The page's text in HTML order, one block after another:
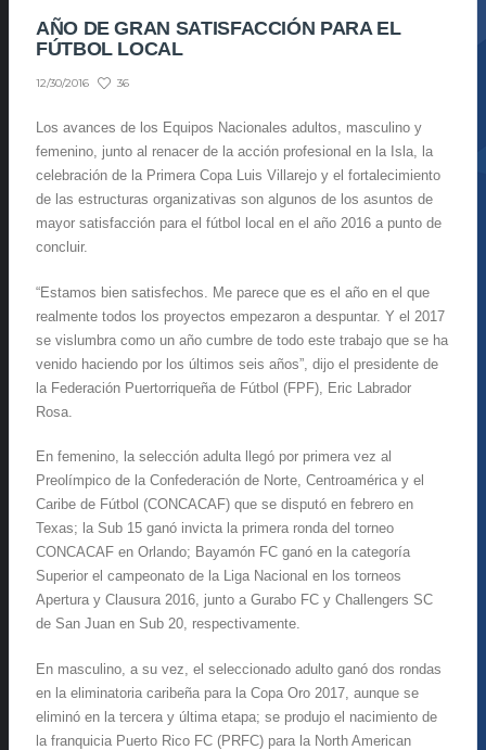
AÑO DE GRAN SATISFACCIÓN PARA EL
FÚTBOL LOCAL
12/30/2016 36
Los avances de los Equipos Nacionales adultos, masculino y
femenino, junto al renacer de la acción profesional en la Isla, la
celebración de la Primera Copa Luis Villarejo y el fortalecimiento
de las estructuras organizativas son algunos de los asuntos de
mayor satisfacción para el fútbol local en el año 2016 a punto de
concluir.
“Estamos bien satisfechos. Me parece que es el año en el que
realmente todos los proyectos empezaron a despuntar. Y el 2017
se vislumbra como un año cumbre de todo este trabajo que se ha
venido haciendo por los últimos seis años”, dijo el presidente de
la Federación Puertorriqueña de Fútbol (FPF), Eric Labrador
Rosa.
En femenino, la selección adulta llegó por primera vez al
Preolímpico de la Confederación de Norte, Centroamérica y el
Caribe de Fútbol (CONCACAF) que se disputó en febrero en
Texas; la Sub 15 ganó invicta la primera ronda del torneo
CONCACAF en Orlando; Bayamón FC ganó en la categoría
Superior el campeonato de la Liga Nacional en los torneos
Apertura y Clausura 2016, junto a Gurabo FC y Challengers SC
de San Juan en Sub 20, respectivamente.
En masculino, a su vez, el seleccionado adulto ganó dos rondas
en la eliminatoria caribeña para la Copa Oro 2017, aunque se
eliminó en la tercera y última etapa; se produjo el nacimiento de
la franquicia Puerto Rico FC (PRFC) para la North American